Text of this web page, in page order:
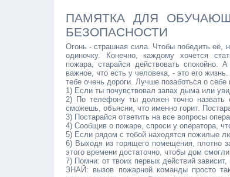
ПАМЯТКА ДЛЯ
БЕЗОПАСНОСТИ
Огонь - страшная сила. Чтобы победить её,
одиночку. Конечно, каждому хочется
пожара, старайся действовать
важное, что есть у человека, - это его
тебе очень дороги. Лучше позаботься о себе
1) Если ты почувствовал запах дыма или
2) По телефону ты должен точно
сможешь, объясни, что именно горит.
3) Постарайся ответить на все вопросы
4) Сообщив о пожаре, спроси у оператора,
5) Если рядом с тобой находятся пожилые
6) Выходя из горящего помещения, плотно
этого времени достаточно, чтобы дом
7) Помни: от твоих первых действий
ЗНАЙ: вызов пожарной команды просто